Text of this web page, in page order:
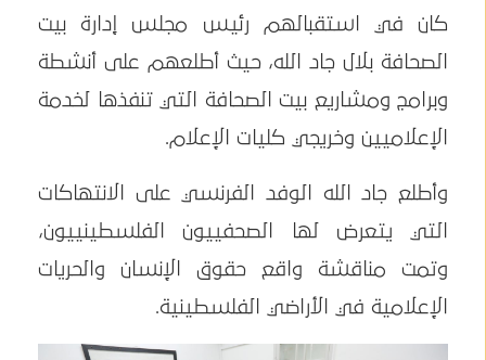
كان في استقبالهم رئيس مجلس إدارة بيت
الصحافة بلال جاد الله، حيث أطلعهم على أنشطة
وبرامج ومشاريع بيت الصحافة التي تنفذها لخدمة
الإعلاميين وخريجي كليات الإعلام.
وأطلع جاد الله الوفد الفرنسي على الانتهاكات
التي يتعرض لها الصحفييون الفلسطينييون،
وتمت مناقشة واقع حقوق الإنسان والحريات
الإعلامية في الأراضي الفلسطينية.